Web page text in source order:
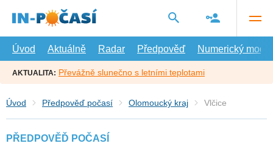
hlavní
Úvod
Aktuálně Radar Předpověď Numerický model
AKTUALITA: Převážně slunečno s letními teplotami
Úvod Předpověď počasí Olomoucký kraj Vlčice
PŘEDPOVĚĎ POČASÍ